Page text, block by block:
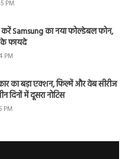
PM
करें Samsung का नया फोल्डेबल फोन,
फायदे
PM
का बड़ा एक्शन, फिल्में और वेब सीरीज
दिनों में दूसरा नोटिस
PM